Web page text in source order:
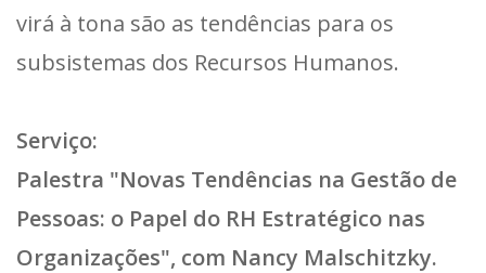
virá à tona são as tendências para os
subsistemas dos Recursos Humanos.
Serviço:
Palestra "Novas Tendências na Gestão de
Pessoas: o Papel do RH Estratégico nas
Organizações", com Nancy Malschitzky.